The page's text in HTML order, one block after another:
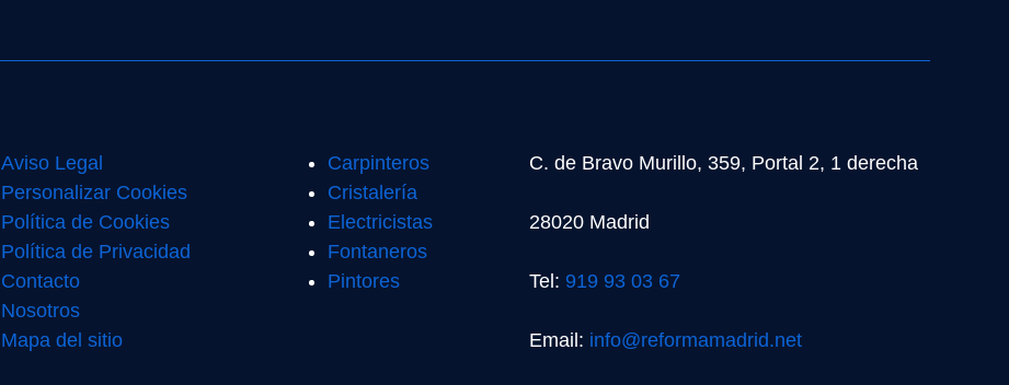
Aviso Legal
Personalizar Cookies
Política de Cookies
Política de Privacidad
Contacto
Nosotros
Mapa del sitio
Carpinteros
Cristalería
Electricistas
Fontaneros
Pintores
C. de Bravo Murillo, 359, Portal 2, 1 derecha
28020 Madrid
Tel: 919 93 03 67
Email: info@reformamadrid.net